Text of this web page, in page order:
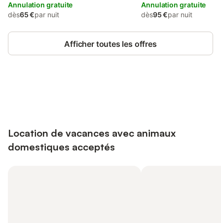
Annulation gratuite
dès65 €par nuit
familles
Annulation gratuite
dès95 €par nuit
Afficher toutes les offres
Location de vacances avec animaux
domestiques acceptés